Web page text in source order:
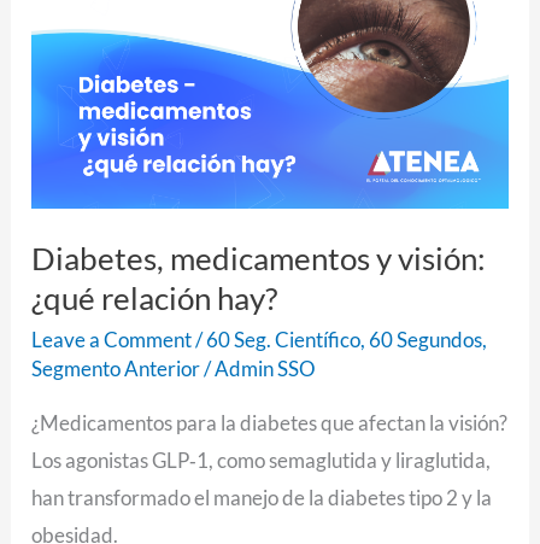
Diabetes, medicamentos y visión:
¿qué relación hay?
Leave a Comment/60 Seg. Científico, 60 Segundos,
Segmento Anterior/Admin SSO
¿Medicamentos para la diabetes que afectan la visión?
Los agonistas GLP‑1, como semaglutida y liraglutida,
han transformado el manejo de la diabetes tipo 2 y la
obesidad.
¿qué
relación
hay?